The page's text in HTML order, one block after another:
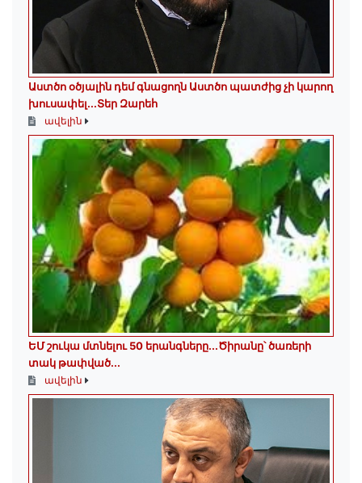
Աստծո օծյալին դեմ գնացողն Աստծո պատժից չի կարող
խուսափել․․․Տեր Զարեհ
ավելին
ԵՄ շուկա մտնելու 50 երանգները․․․Ծիրանը՝ ծառերի
տակ թափված․․․
ավելին